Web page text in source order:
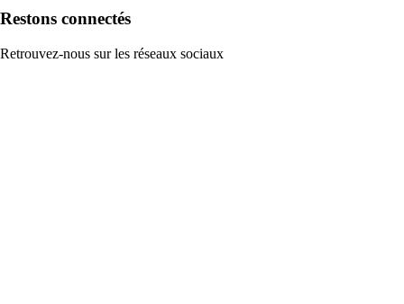
Restons connectés
Retrouvez-nous sur les réseaux sociaux